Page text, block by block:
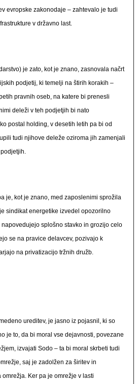
evropske zakonodaje – zahtevalo je tudi
v državno last.
je zato, kot je znano, zasnovala načrt
podjetij, ki temelji na štirih korakih –
pravnih oseb, na katere bi prenesli
deleži v teh podjetjih bi nato
postal holding, v desetih letih pa bi od
tudi njihove deleže oziroma jih zamenjali
je, kot je znano, med zaposlenimi sprožila
sindikat energetike izvedel opozorilno
splošno stavko in grozijo celo
se na pravice delavcev, pozivajo k
na privatizacijo tržnih družb.
ureditev, je jasno iz pojasnil, ki so
je to, da bi moral vse dejavnosti, povezane
izvajati Sodo – ta bi moral skrbeti tudi
saj je zadolžen za širitev in
Ker pa je omrežje v lasti